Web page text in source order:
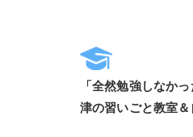
「全然勉強しなか
津の習いごと教室